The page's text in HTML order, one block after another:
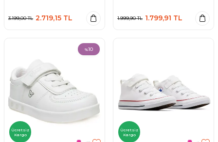
3.199,00TL 2.719,15 TL 1.999,90TL 1.799,91 TL
%10
Ücretsiz
Kargo
Ücretsiz
Kargo